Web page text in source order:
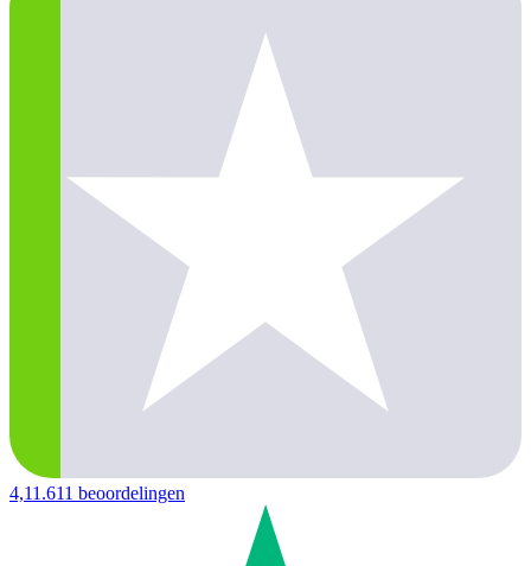
4,11.611 beoordelingen